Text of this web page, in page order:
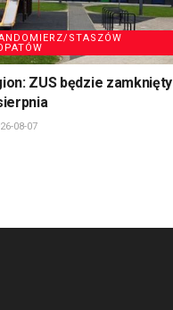
STASZÓW
ZUS będzie zamknięty
08-07